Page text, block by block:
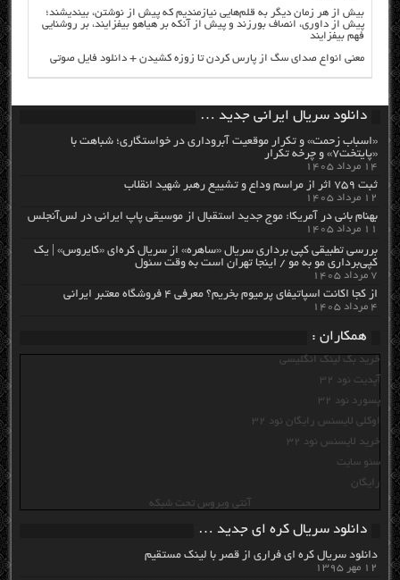
بیش از هر زمان دیگر به قلم‌هایی نیازمندیم که پیش از نوشتن، بیندیشند؛
پیش از داوری، انصاف بورزند و پیش از آنکه بر هیاهو بیفزایند، بر روشنایی
فهم بیفزایند
معنی انواع صدای سگ از پارس کردن تا زوزه کشیدن + دانلود فایل صوتی
دانلود سریال ایرانی جدید …
«اسباب زحمت» و تکرار موقعیت آبروداری در خواستگاری؛ شباهت با
«پایتخت۷» و چرخه تکرار
۱۴ مرداد ۱۴۰۵
ثبت ۷۵۹ اثر از مراسم وداع و تشییع رهبر شهید انقلاب
۱۲ مرداد ۱۴۰۵
بهنام بانی در آمریکا: موج جدید استقبال از موسیقی پاپ ایرانی در لس‌آنجلس
۱۱ مرداد ۱۴۰۵
بررسی تطبیقی کپی برداری سریال «ساهره» از سریال کره‌ای «کایروس» | یک
کپی‌برداری مو به مو / اینجا تهران است به وقت سئول
۷ مرداد ۱۴۰۵
از کجا اکانت اسپاتیفای پرمیوم بخریم؟ معرفی ۴ فروشگاه معتبر ایرانی
۴ مرداد ۱۴۰۵
همکاران :
خرید بک لینک انگلیسی
آپدیت نود 32
پسورد نود 32
اوکلی لایسنس رایگان نود 32
خرید لایسنس نود 32
سئو سایت
رایگان
آنتی ویروس تحت شبکه
دانلود سریال کره ای جدید …
دانلود سریال کره ای فراری از قصر با لینک مستقیم
۱۲ مهر ۱۳۹۵